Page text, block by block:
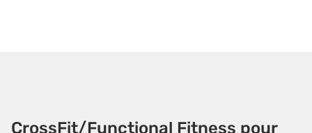
CrossFit/Functional Fitness pour